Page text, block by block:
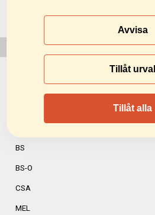
Avvisa
Tillåt urval
Tillåt alla
BS
BS-O
CSA
MEL